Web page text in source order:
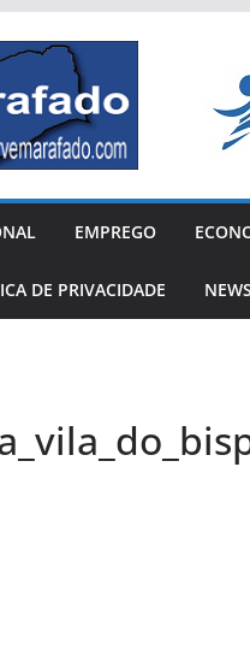
EMPREGO
DE PRIVACIDADE